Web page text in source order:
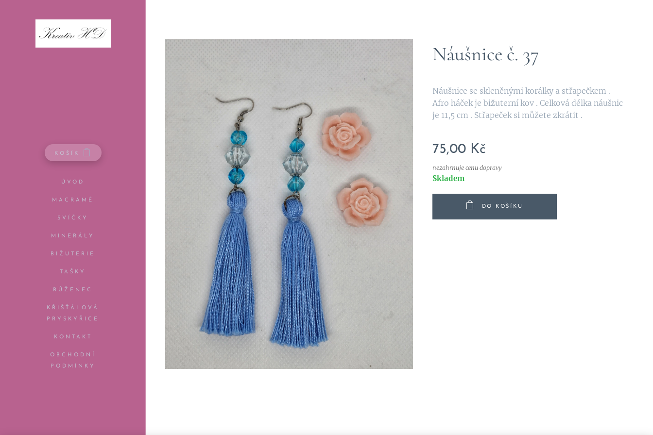
KOŠÍK
ÚVOD
MACRAMÉ
SVÍČKY
MINERÁLY
BIŽUTERIE
TAŠKY
RŮŽENEC
KŘIŠŤÁLOVÁ
PRYSKYŘICE
KONTAKT
OBCHODNÍ
PODMÍNKY
Náušnice č. 37
Náušnice se skleněnými korálky a střapečkem .
Afro háček je bižuterní kov . Celková délka náušnic
je 11,5 cm . Střapeček si můžete zkrátit .
75,00 Kč
nezahrnuje cenu dopravy
Skladem
DO KOŠÍKU